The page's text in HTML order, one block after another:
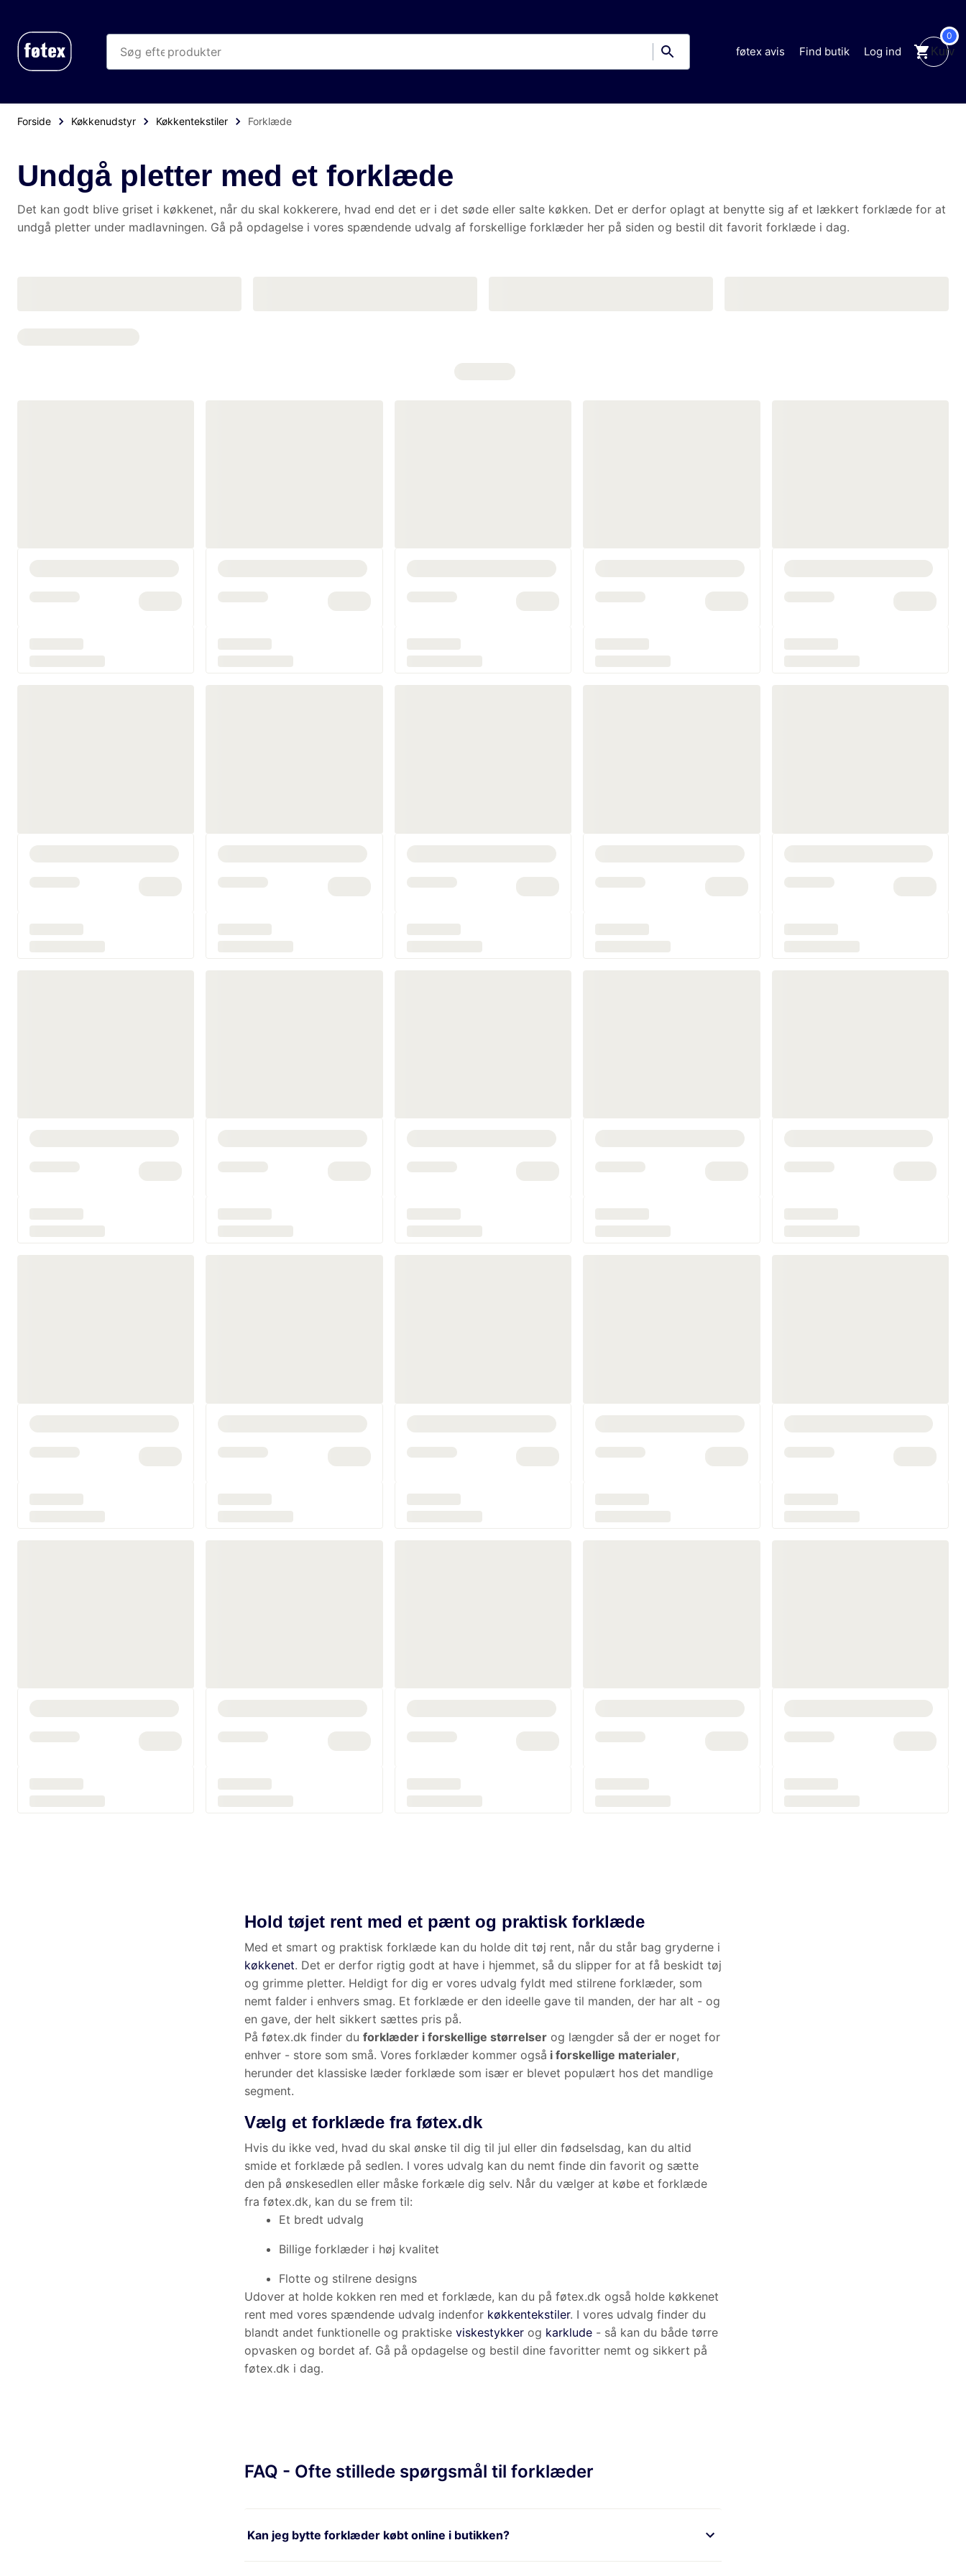
kategorier føtex avis Find butik Log ind Kurv
0
Forside Køkkenudstyr Køkkentekstiler Forklæde
Undgå pletter med et forklæde
Det kan godt blive griset i køkkenet, når du skal kokkerere, hvad end det er i det søde eller salte køkken. Det er derfor oplagt at benytte sig af et lækkert forklæde for at undgå pletter under
madlavningen. Gå på opdagelse i vores spændende udvalg af forskellige forklæder her på siden og bestil dit favorit forklæde i dag.
Hold tøjet rent med et pænt og praktisk forklæde
Med et smart og praktisk forklæde kan du holde dit tøj rent, når du står bag gryderne ikøkkenet. Det
er derfor rigtig godt at have i hjemmet, så du slipper for at få beskidt tøj og grimme pletter. Heldigt
for dig er vores udvalg fyldt med stilrene forklæder, som nemt falder i enhvers smag. Et forklæde er
den ideelle gave til manden, der har alt - og en gave, der helt sikkert sættes pris på.
På føtex.dk finder duforklæder i forskellige størrelser
som små. Vores forklæder kommer også i forskellige materialer, herunder det klassiske læder
forklæde som især er blevet populært hos det mandlige segment.
Vælg et forklæde fra føtex.dk
Hvis du ikke ved, hvad du skal ønske til dig til jul eller din fødselsdag, kan du altid smide et forklæde
på sedlen. I vores udvalg kan du nemt finde din favorit og sætte den på ønskesedlen eller måske
forkæle dig selv. Når du vælger at købe et forklæde fra føtex.dk, kan du se frem til:
Et bredt udvalg
Billige forklæder i høj kvalitet
Flotte og stilrene designs
Udover at holde kokken ren med et forklæde, kan du på føtex.dk også holde køkkenet rent med vores
praktiskeviskestykkerogkarklude- så kan du både tørre opvasken og bordet af. Gå på opdagelse og
bestil dine favoritter nemt og sikkert på føtex.dk i dag.
Kan jeg bytte forklæder købt online i butikken?